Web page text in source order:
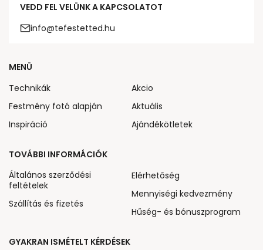
VEDD FEL VELÜNK A KAPCSOLATOT
info@tefestetted.hu
MENÜ
Technikák
Festmény fotó alapján
Inspiráció
Akcio
Aktuális
Ajándékötletek
TOVÁBBI INFORMÁCIÓK
Általános szerződési
feltételek
Szállítás és fizetés
Elérhetőség
Mennyiségi kedvezmény
Hűség- és bónuszprogram
GYAKRAN ISMÉTELT KÉRDÉSEK